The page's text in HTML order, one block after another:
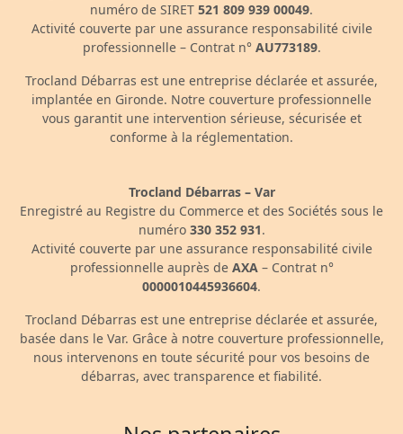
numéro de SIRET 521 809 939 00049.
Activité couverte par une assurance responsabilité civile
professionnelle – Contrat n° AU773189.
Trocland Débarras est une entreprise déclarée et assurée,
implantée en Gironde. Notre couverture professionnelle
vous garantit une intervention sérieuse, sécurisée et
conforme à la réglementation.
Trocland Débarras – Var
Enregistré au Registre du Commerce et des Sociétés sous le
numéro 330 352 931.
Activité couverte par une assurance responsabilité civile
professionnelle auprès de AXA– Contrat n°
0000010445936604.
Trocland Débarras est une entreprise déclarée et assurée,
basée dans le Var. Grâce à notre couverture professionnelle,
nous intervenons en toute sécurité pour vos besoins de
débarras, avec transparence et fiabilité.